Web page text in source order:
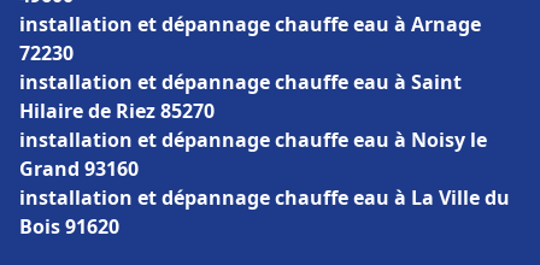
installation et dépannage chauffe eau à Arnage
72230
installation et dépannage chauffe eau à Saint
Hilaire de Riez 85270
installation et dépannage chauffe eau à Noisy le
Grand 93160
installation et dépannage chauffe eau à La Ville du
Bois 91620